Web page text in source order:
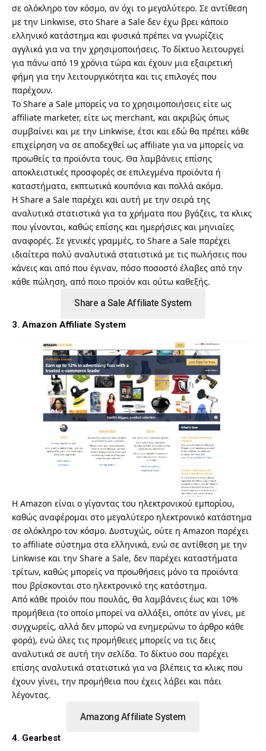
σε ολόκληρο τον κόσμο, αν όχι το μεγαλύτερο. Σε αντίθεση
με την Linkwise, στο Share a Sale δεν έχω βρει κάποιο
ελληνικό κατάστημα και φυσικά πρέπει να γνωρίζεις
αγγλικά για να την χρησιμοποιήσεις. Το δίκτυο λειτουργεί
για πάνω από 19 χρόνια τώρα και έχουν μια εξαιρετική
φήμη για την λειτουργικότητα και τις επιλογές που
παρέχουν.
Το Share a Sale μπορείς να το χρησιμοποιήσεις είτε ως
affiliate marketer, είτε ως merchant, και ακριβώς όπως
συμβαίνει και με την Linkwise, έτσι και εδώ θα πρέπει κάθε
επιχείρηση να σε αποδεχθεί ως affiliate για να μπορείς να
προωθείς τα προϊόντα τους. Θα λαμβάνεις επίσης
αποκλειστικές προσφορές σε επιλεγμένα προϊόντα ή
καταστήματα, εκπτωτικά κουπόνια και πολλά ακόμα.
Η Share a Sale παρέχει και αυτή με την σειρά της
αναλυτικά στατιστικά για τα χρήματα που βγάζεις, τα κλικς
που γίνονται, καθώς επίσης και ημερήσιες και μηνιαίες
αναφορές. Σε γενικές γραμμές, το Share a Sale παρέχει
ιδιαίτερα πολύ αναλυτικά στατιστικά με τις πωλήσεις που
κάνεις και από που έγιναν, πόσο ποσοστό έλαβες από την
κάθε πώληση, από ποιο προϊόν και ούτω καθεξής.
Share a Sale Affiliate System
3. Amazon Affiliate System
Η Amazon είναι ο γίγαντας του ηλεκτρονικού εμπορίου,
καθώς αναφέρομαι στο μεγαλύτερο ηλεκτρονικό κατάστημα
σε ολόκληρο τον κόσμο. Δυστυχώς, ούτε η Amazon παρέχει
το affiliate σύστημα στα ελληνικά, ενώ σε αντίθεση με την
Linkwise και την Share a Sale, δεν παρέχει καταστήματα
τρίτων, καθώς μπορείς να προωθήσεις μόνο τα προϊόντα
που βρίσκονται στο ηλεκτρονικό της κατάστημα.
Από κάθε προϊόν που πουλάς, θα λαμβάνεις έως και 10%
προμήθεια (το οποίο μπορεί να αλλάξει, οπότε αν γίνει, με
συγχωρείς, αλλά δεν μπορώ να ενημερώνω το άρθρο κάθε
φορά), ενώ όλες τις προμήθειες μπορείς να τις δεις
αναλυτικά σε αυτή την σελίδα. Το δίκτυο σου παρέχει
επίσης αναλυτικά στατιστικά για να βλέπεις τα κλικς που
έχουν γίνει, την προμήθεια που έχεις λάβει και πάει
λέγοντας.
Amazong Affiliate System
4. Gearbest